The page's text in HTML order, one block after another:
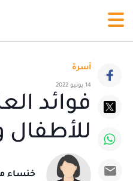
أسرة
14 يونيو 2022
فوائد
للأطفال
خنساء